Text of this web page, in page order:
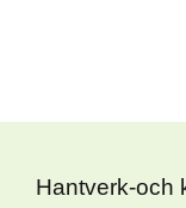
Hantverk-och